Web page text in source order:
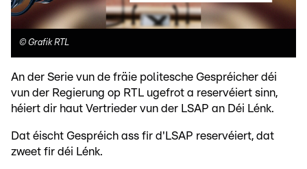
© Grafik RTL
An der Serie vun de fräie politesche Gespréicher déi
vun der Regierung op RTL ugefrot a reservéiert sinn,
héiert dir haut Vertrieder vun der LSAP an Déi Lénk.
Dat éischt Gespréich ass fir d'LSAP reservéiert, dat
zweet fir déi Lénk.